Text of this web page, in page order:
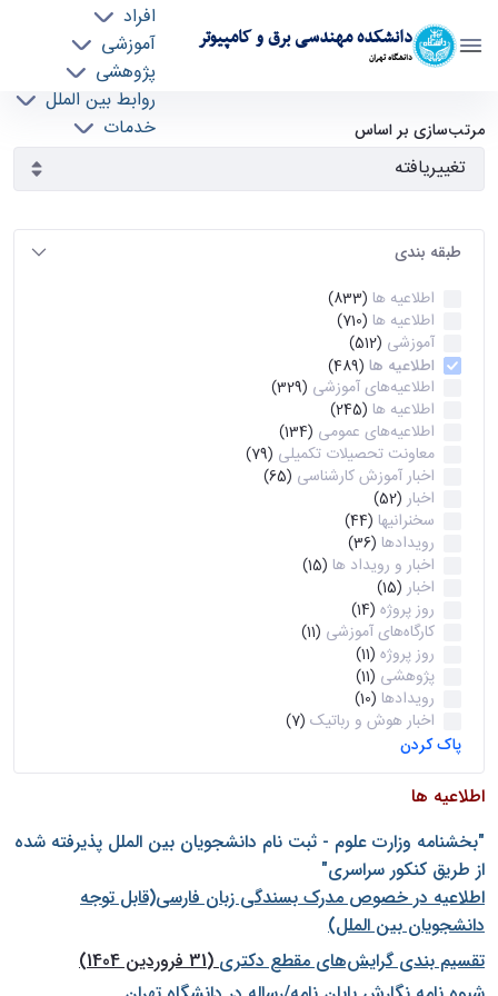
دانشکده مهندسی برق و کامپیوتر
دانشگاه تهران
افراد
آموزشی
پژوهشی
روابط بین الملل
خدمات
آرشیو اطلاعیه ها - ece- دانشکده مهندسی برق و
کامپیوتر
مرتب‌سازی بر اساس
طبقه بندی
اطلاعیه ها (833)
اطلاعیه ها (710)
آموزشی (512)
اطلاعیه ها (489)
اطلاعیه‌های‌ آموزشی (329)
اطلاعیه ها (245)
اطلاعیه‌های عمومی (134)
معاونت تحصیلات تکمیلی (79)
اخبار آموزش کارشناسی (65)
اخبار (52)
سخنرانیها (44)
رویدادها (36)
اخبار و رویداد ها (15)
اخبار (15)
روز پروژه (14)
کارگاه‌های آموزشی (11)
روز پروژه (11)
پژوهشی (11)
رویدادها (10)
اخبار هوش و رباتیک (7)
پاک کردن
اطلاعیه ها
"بخشنامه وزارت علوم - ثبت نام دانشجويان بين الملل پذيرفته شده
از طريق كنكور سراسری"
اطلاعیه در خصوص مدرک بسندگی زبان فارسی(قابل توجه
دانشجویان بین الملل)
تقسیم بندی گرایش‌های مقطع دکتری(31 فروردین 1404)